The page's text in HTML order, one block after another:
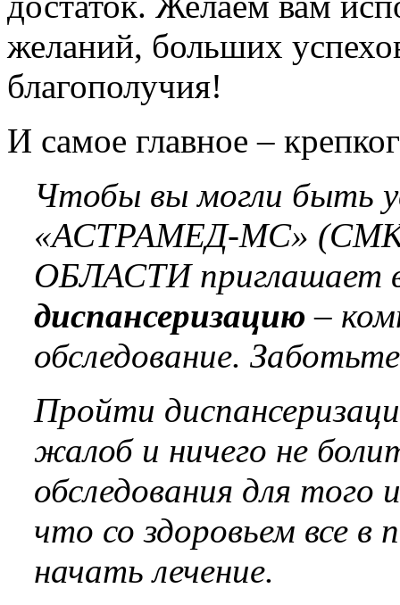
желаний, больших
благополучия!
И самое главное –
Чтобы вы могли быть
«АСТРАМЕД-МС»
ОБЛАСТИ приглашает
диспансеризацию –
обследование.
Пройти
жалоб и ничего не
обследования для
что со здоровьем все в
начать лечение.